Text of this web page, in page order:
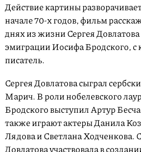
Действие картины
начале 70-х годов, фильм
днях из жизни Сергея
эмиграции Иосифа Бродского,
писатель.
Сергея Довлатова сыграл
Марич. В роли нобелевского
Бродского выступил Артур
также играют актеры Данила
Лядова и Светлана Ходченкова.
Довлатова участвовала в